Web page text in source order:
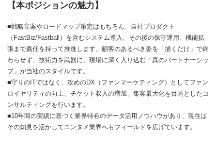
【本ポジションの魅力】
■戦略立案やロードマップ策定はもちろん、自社プロダクト
（FastBiz/Fastball）を含むシステム導入、その後の保守運用、機能拡
張まで責任を持って推進します。顧客のあるべき姿を「描くだけ」で終
わらせず、技術力を武器に、現場に深く入り込む「真のパートナーシッ
プ」が当社のスタイルです。
■守りのITではなく、攻めのDX（ファンマーケティング）としてファン
ロイヤリティの向上、チケット収入の増加、集客最大化を目的としたコ
ンサルティングを行います。
■10年間の実績に基づく業界特有のデータ活用ノウハウがあり、現在は
その知見を活かしてエンタメ業界へもフィールドを広げています。